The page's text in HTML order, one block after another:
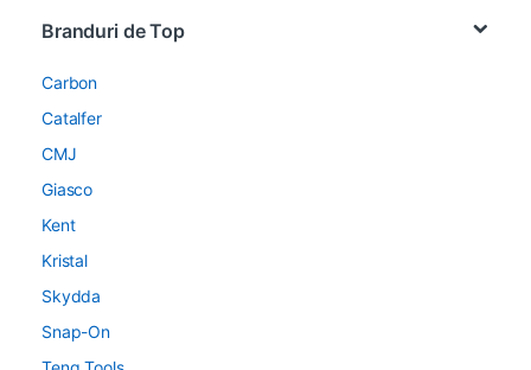
Branduri de Top
Carbon
Catalfer
CMJ
Giasco
Kent
Kristal
Skydda
Snap-On